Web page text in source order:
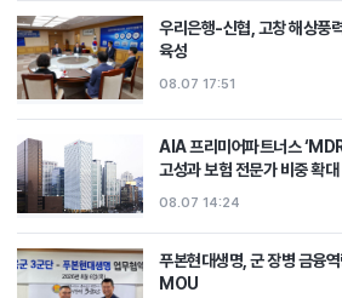
우리은행-신협, 고창 해상풍
육성
08.07 17:51
AIA 프리미어파트너스
고성과 보험 전문가 비중 확대
08.07 14:24
푸본현대생명, 군 장병 금융
MOU